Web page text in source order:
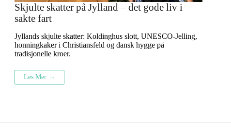
Skjulte skatter på Jylland – det gode liv i
sakte fart
Jyllands skjulte skatter: Koldinghus slott, UNESCO-Jelling,
honningkaker i Christiansfeld og dansk hygge på
tradisjonelle kroer.
Les Mer